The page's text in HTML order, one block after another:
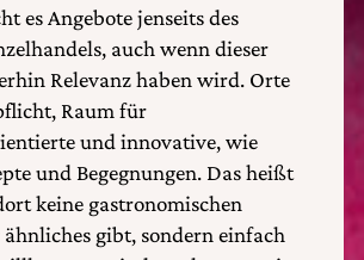
es Angebote jenseits des
auch wenn dieser
Relevanz haben wird. Orte
Raum für
und innovative, wie
und Begegnungen. Das heißt
keine gastronomischen
ähnliches gibt, sondern einfach